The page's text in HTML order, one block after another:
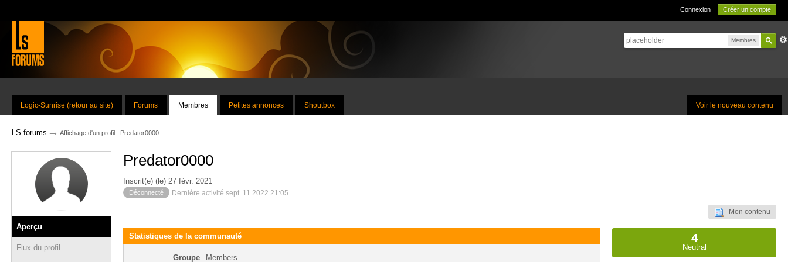
Connexion Créer un compte
Membres
Voir le nouveau contenu
Logic-Sunrise (retour au site) Forums Membres Petites annonces Shoutbox
LS forums → Affichage d'un profil : Predator0000
Aperçu
Flux du profil
Predator0000
Inscrit(e) (le) 27 févr. 2021
Déconnecté Dernière activité sept. 11 2022 21:05
Mon contenu
Statistiques de la communauté
Groupe Members
4
Neutral